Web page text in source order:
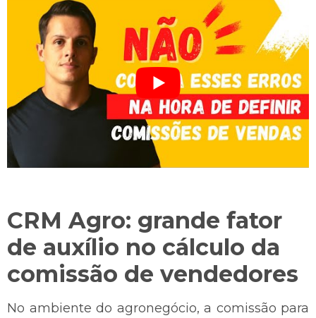
CRM Agro: grande fator
de auxílio no cálculo da
comissão de vendedores
No ambiente do agronegócio, a comissão para